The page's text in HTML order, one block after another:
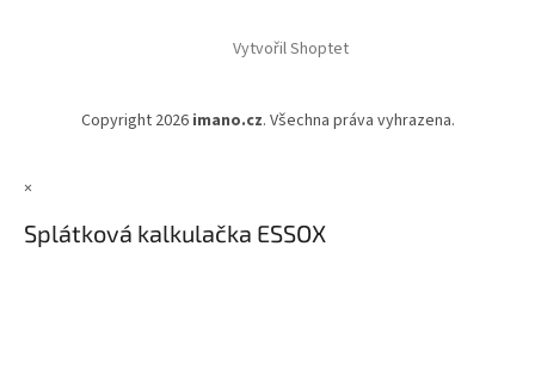
Vytvořil Shoptet
Copyright 2026 imano.cz. Všechna práva vyhrazena.
×
Splátková kalkulačka ESSOX